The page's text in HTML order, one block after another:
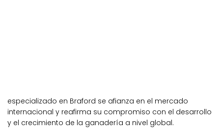
especializado en Braford se afianza en el mercado
internacional y reafirma su compromiso con el desarrollo
y el crecimiento de la ganadería a nivel global.